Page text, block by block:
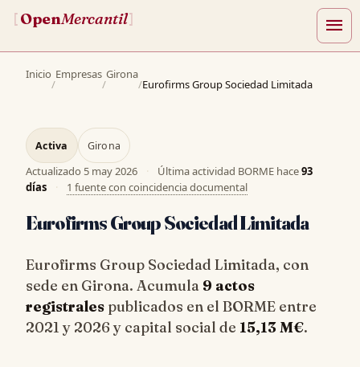
[OpenMercantil] menu
Inicio
/
Empresas
/
Girona
/Eurofirms Group Sociedad Limitada
Activa Girona
Actualizado 5 may 2026 · Última actividad BORME hace93
días
· 1 fuente con coincidencia documental
Eurofirms Group Sociedad Limitada
Eurofirms Group Sociedad Limitada, con
sede en Girona. Acumula 9 actos
registrales publicados en el BORME entre
2021 y 2026 y capital social de 15,13 M€.